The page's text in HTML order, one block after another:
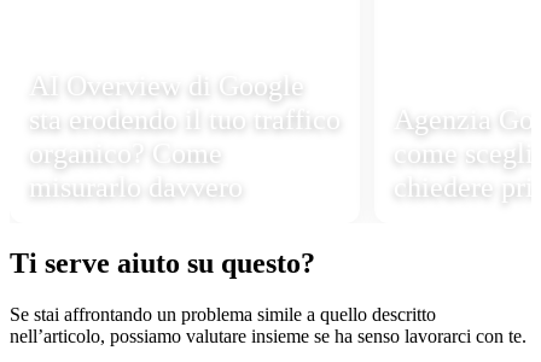
AI Overview di Google
sta erodendo il tuo traffico
organico? Come
misurarlo davvero
Agenzia
come
chiedere
Ti serve aiuto su questo?​
Se stai affrontando un problema simile a quello descritto
nell’articolo, possiamo valutare insieme se ha senso lavorarci con te.